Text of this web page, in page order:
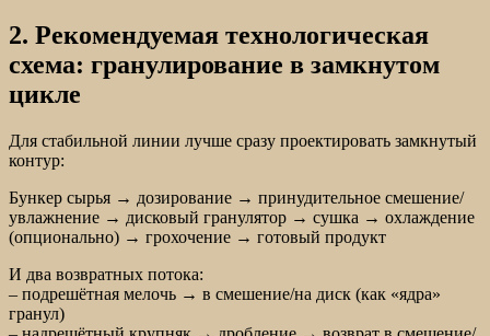
2. Рекомендуемая технологическая
схема: гранулирование в замкнутом
цикле
Для стабильной линии лучше сразу проектировать замкнутый
контур:
Бункер сырья → дозирование → принудительное смешение/
увлажнение → дисковый гранулятор → сушка → охлаждение
(опционально) → грохочение → готовый продукт
И два возвратных потока:
– подрешётная мелочь → в смешение/на диск (как «ядра»
гранул)